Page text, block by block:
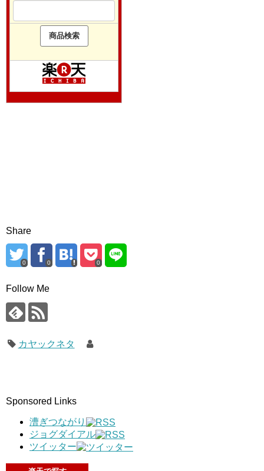
Share
0 0 0
Follow Me
カヤックネタ
Sponsored Links
漕ぎつながり
ジョグダイアル
ツイッター